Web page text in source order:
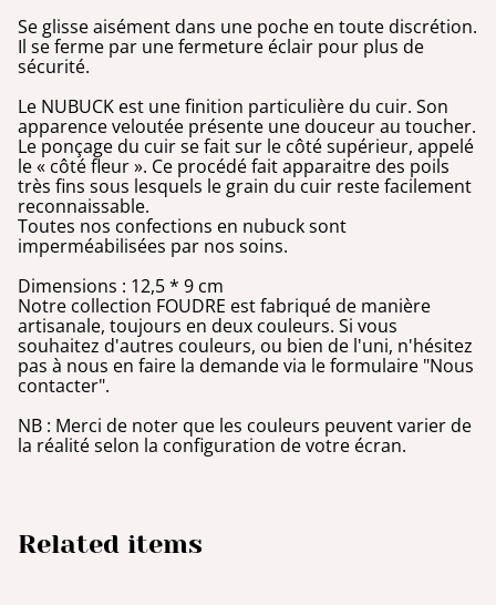
Se glisse aisément dans une poche en toute discrétion.
Il se ferme par une fermeture éclair pour plus de
sécurité.
Le NUBUCK est une finition particulière du cuir. Son
apparence veloutée présente une douceur au toucher.
Le ponçage du cuir se fait sur le côté supérieur, appelé
le « côté fleur ». Ce procédé fait apparaitre des poils
très fins sous lesquels le grain du cuir reste facilement
reconnaissable.
Toutes nos confections en nubuck sont
imperméabilisées par nos soins.
Dimensions : 12,5 * 9 cm
Notre collection FOUDRE est fabriqué de manière
artisanale, toujours en deux couleurs. Si vous
souhaitez d'autres couleurs, ou bien de l'uni, n'hésitez
pas à nous en faire la demande via le formulaire "Nous
contacter".
NB : Merci de noter que les couleurs peuvent varier de
la réalité selon la configuration de votre écran.
Related items